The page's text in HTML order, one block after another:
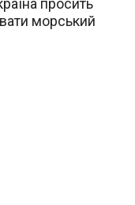
просить
морський